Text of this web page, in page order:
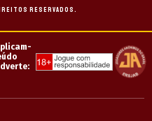
Benjamin Sesko, do
a partida da Premier
e Brentford no
Livesey/Getty